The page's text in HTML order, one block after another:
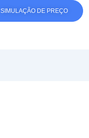
SIMULAÇÃO DE PREÇO